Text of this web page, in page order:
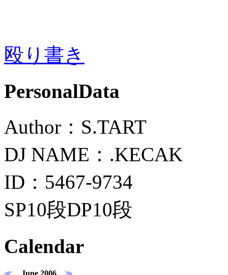
殴り書き
PersonalData
Author：S.TART
DJ NAME：.KECAK
ID：5467-9734
SP10段DP10段
Calendar
≪ June 2006 ≫